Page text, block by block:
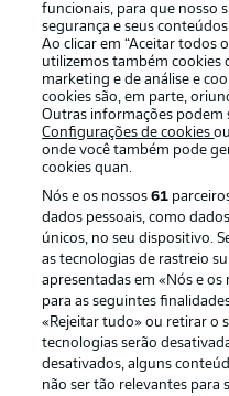
Oferecido por
Publicidade
Gerir preferências
funcionais, para que nosso
segurança e seus
Ao clicar em “Aceitar todos
utilizemos também cookies
marketing e de análise e
cookies são, em parte,
Outras informações podem
Configurações de cookies
onde você também pode
cookies quan.
Nós e os nossos61
dados pessoais, como
únicos, no seu dispositivo.
as tecnologias de rastreio
apresentadas em «Nós e
para as seguintes
«Rejeitar tudo» ou retirar o
tecnologias serão
desativados, alguns
não ser tão relevantes para